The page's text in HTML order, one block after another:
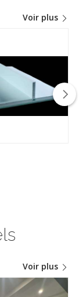
Voir plus
Voir plus